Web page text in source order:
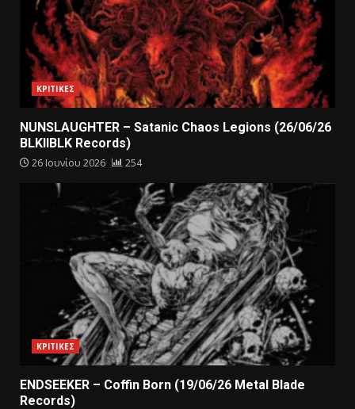
ΚΡΙΤΙΚΕΣ
NUNSLAUGHTER – Satanic Chaos Legions (26/06/26
BLKIIBLK Records)
26 Ιουνίου 2026 254
ΚΡΙΤΙΚΕΣ
ENDSEEKER – Coffin Born (19/06/26 Metal Blade
Records)